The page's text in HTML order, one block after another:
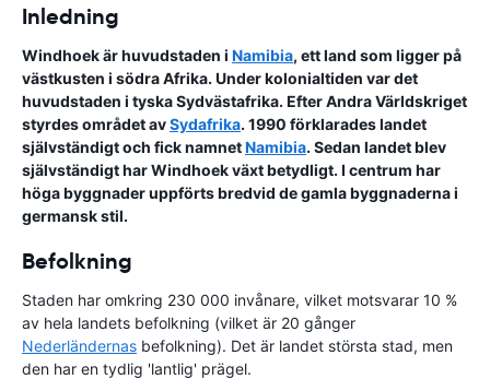
Inledning
Windhoek är huvudstaden i Namibia, ett land som ligger på
västkusten i södra Afrika. Under kolonialtiden var det
huvudstaden i tyska Sydvästafrika. Efter Andra Världskriget
styrdes området avSydafrika. 1990 förklarades landet
självständigt och fick namnetNamibia. Sedan landet blev
självständigt har Windhoek växt betydligt. I centrum har
höga byggnader uppförts bredvid de gamla byggnaderna i
germansk stil.
Befolkning
Staden har omkring 230 000 invånare, vilket motsvarar 10 %
av hela landets befolkning (vilket är 20 gånger
Nederländernas befolkning). Det är landet största stad, men
den har en tydlig 'lantlig' prägel.